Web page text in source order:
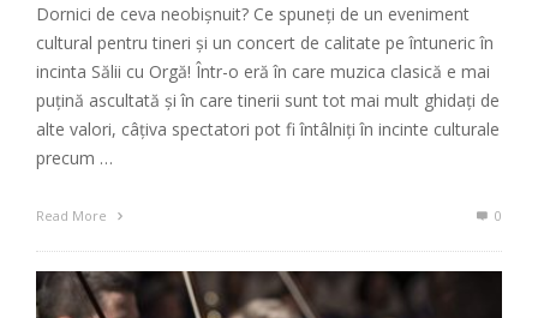
Dornici de ceva neobișnuit? Ce spuneți de un eveniment
cultural pentru tineri şi un concert de calitate pe întuneric în
incinta Sălii cu Orgă! Într-o eră în care muzica clasică e mai
puțină ascultată și în care tinerii sunt tot mai mult ghidați de
alte valori, câţiva spectatori pot fi întâlniți în incinte culturale
precum …
Read More 0